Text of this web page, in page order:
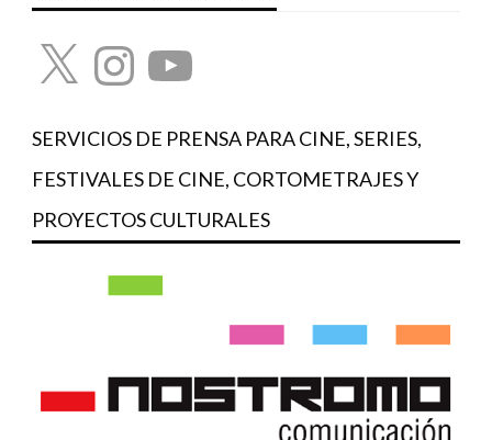
X InstagramYouTube
SERVICIOS DE PRENSA PARA CINE, SERIES,
FESTIVALES DE CINE, CORTOMETRAJES Y
PROYECTOS CULTURALES